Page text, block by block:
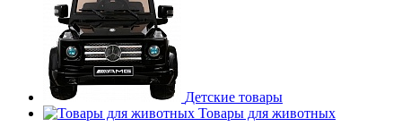
Детские товары
Товары для животных